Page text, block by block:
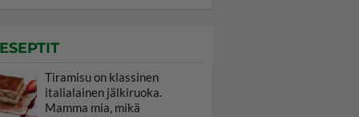
Tiramisu on klassinen
italialainen jälkiruoka.
Mamma mia, mikä